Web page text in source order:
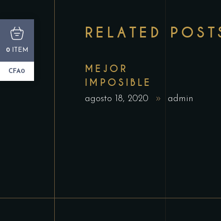
RELATED
MEJOR
IMPOSIBLE
agosto 18, 2020 admin
0 ITEM
CFA0